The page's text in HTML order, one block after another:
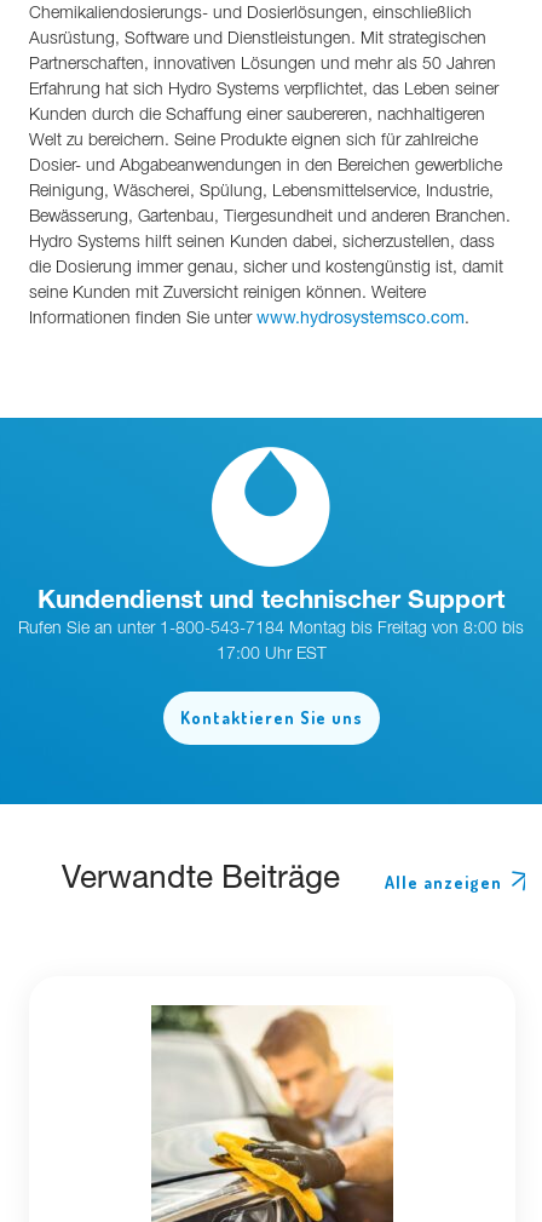
Chemikaliendosierungs- und Dosierlösungen, einschließlich
Ausrüstung, Software und Dienstleistungen. Mit strategischen
Partnerschaften, innovativen Lösungen und mehr als 50 Jahren
Erfahrung hat sich Hydro Systems verpflichtet, das Leben seiner
Kunden durch die Schaffung einer saubereren, nachhaltigeren
Welt zu bereichern. Seine Produkte eignen sich für zahlreiche
Dosier- und Abgabeanwendungen in den Bereichen gewerbliche
Reinigung, Wäscherei, Spülung, Lebensmittelservice, Industrie,
Bewässerung, Gartenbau, Tiergesundheit und anderen Branchen.
Hydro Systems hilft seinen Kunden dabei, sicherzustellen, dass
die Dosierung immer genau, sicher und kostengünstig ist, damit
seine Kunden mit Zuversicht reinigen können. Weitere
Informationen finden Sie unterwww.hydrosystemsco.com.
Kundendienst und technischer Support
Rufen Sie an unter 1-800-543-7184 Montag bis Freitag von 8:00 bis
17:00 Uhr EST
Kontaktieren Sie uns
Verwandte Beiträge Alle anzeigen